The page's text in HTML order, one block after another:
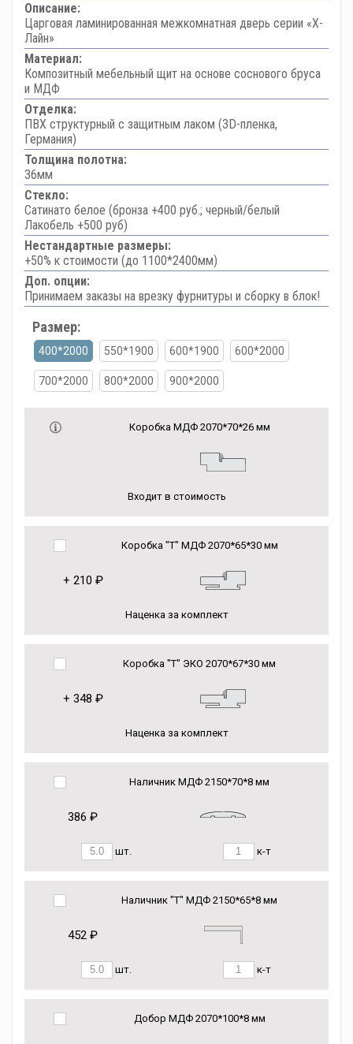
Описание:
Царговая ламинированная межкомнатная дверь серии «Х-
Лайн»
Материал:
Композитный мебельный щит на основе соснового бруса
и МДФ
Отделка:
ПВХ структурный с защитным лаком (3D-пленка,
Германия)
Толщина полотна:
36мм
Стекло:
Сатинато белое (бронза +400 руб.; черный/белый
Лакобель +500 руб)
Нестандартные размеры:
+50% к стоимости (до 1100*2400мм)
Доп. опции:
Принимаем заказы на врезку фурнитуры и сборку в блок!
Размер:
400*2000 550*1900 600*1900 600*2000
700*2000 800*2000 900*2000
Коробка МДФ 2070*70*26 мм
Входит в стоимость
Коробка "Т" МДФ 2070*65*30 мм
+ 210 ₽
Наценка за комплект
Коробка "Т" ЭКО 2070*67*30 мм
+ 348 ₽
Наценка за комплект
Наличник МДФ 2150*70*8 мм
386 ₽
шт. к-т
Наличник "Т" МДФ 2150*65*8 мм
452 ₽
шт. к-т
Добор МДФ 2070*100*8 мм